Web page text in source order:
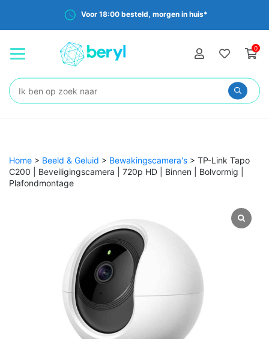
Voor 18:00 besteld, morgen in huis*
0
Zoeken:
Home > Beeld & Geluid > Bewakingscamera's > TP-Link Tapo
C200 | Beveiligingscamera | 720p HD | Binnen | Bolvormig |
Plafondmontage